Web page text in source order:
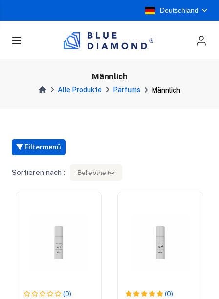
Deutschland
Männlich
Alle Produkte Parfums Männlich
Filtermenü
Sortieren nach : Beliebtheit
(0) (0)